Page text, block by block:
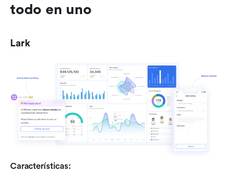
todo en uno
Lark
Características: